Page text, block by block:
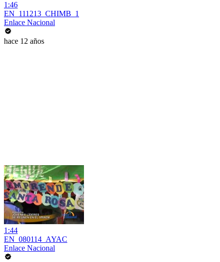
1:46
EN_111213_CHIMB_1
Enlace Nacional
hace 12 años
1:44
EN_080114_AYAC
Enlace Nacional